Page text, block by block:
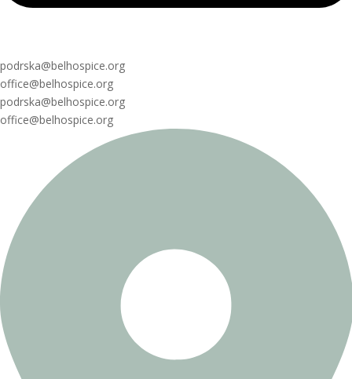
podrska@belhospice.org
office@belhospice.org
podrska@belhospice.org
office@belhospice.org